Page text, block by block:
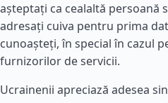
așteptați ca cealaltă persoană
adresați cuiva pentru prima
cunoașteți, în special în cazul
furnizorilor de servicii.
Ucrainenii apreciază adesea